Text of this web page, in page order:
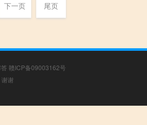
下一页 尾页
赣ICP备09003162号
谢